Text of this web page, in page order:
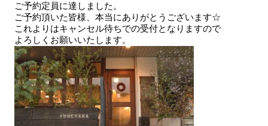
ご予約定員に達しました。
ご予約頂いた皆様、本当にありがとうございます☆
これよりはキャンセル待ちでの受付となりますので
よろしくお願いいたします。